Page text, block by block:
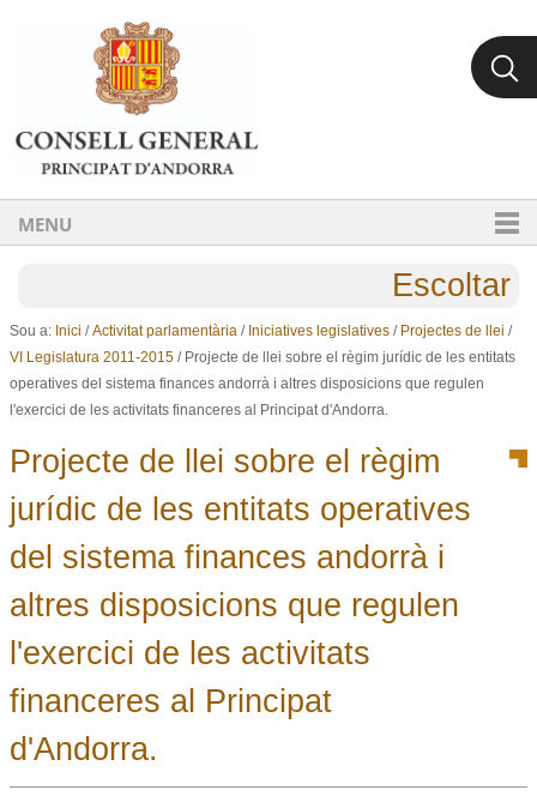
Ves al contingut.
Salta a la navegació
MENU
Escoltar
Sou a: Inici /Activitat parlamentària / Iniciatives legislatives / Projectes de llei /
VI Legislatura 2011-2015 / Projecte de llei sobre el règim jurídic de les entitats
operatives del sistema finances andorrà i altres disposicions que regulen
l'exercici de les activitats financeres al Principat d'Andorra.
Projecte de llei sobre el règim
jurídic de les entitats operatives
del sistema finances andorrà i
altres disposicions que regulen
l'exercici de les activitats
financeres al Principat
d'Andorra.